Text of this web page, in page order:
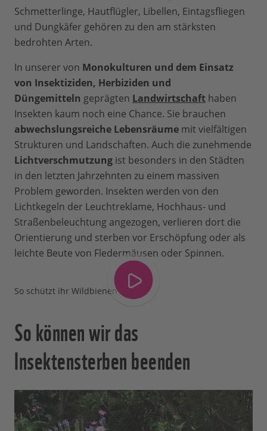
Schmetterlinge, Hautflügler, Libellen, Eintagsfliegen
und Dungkäfer gehören zu den am stärksten
bedrohten Arten.
In unserer von Monokulturen und dem Einsatz
von Insektiziden, Herbiziden und
Düngemitteln geprägten Landwirtschaft haben
Insekten kaum noch eine Chance. Sie brauchen
abwechslungsreiche Lebensräume mit vielfältigen
Strukturen und Landschaften. Auch die zunehmende
Lichtverschmutzung ist besonders in den Städten
in den letzten Jahrzehnten zu einem massiven
Problem geworden. Insekten werden von den
Lichtkegeln der Leuchtreklame, Hochhaus- und
Straßenbeleuchtung angezogen, verlieren dort die
Orientierung und sterben vor Erschöpfung oder als
leichte Beute von Fledermäusen oder Spinnen.
So schützt ihr Wildbienen
So können wir das
Insektensterben beenden